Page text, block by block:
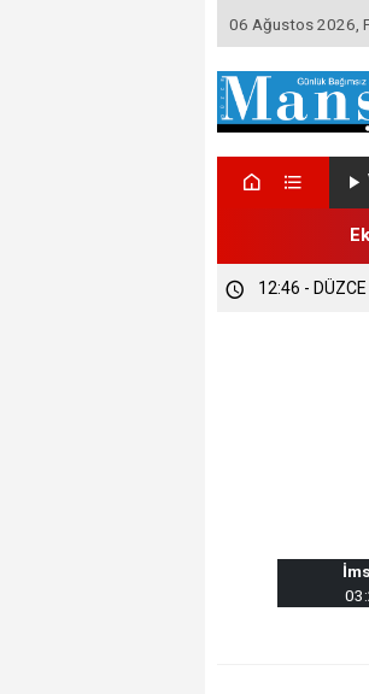
06 Ağustos 2026,
12:46 -